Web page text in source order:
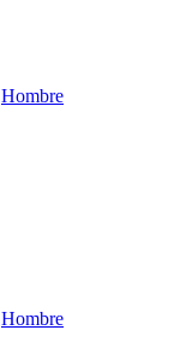
Hombre
Hombre